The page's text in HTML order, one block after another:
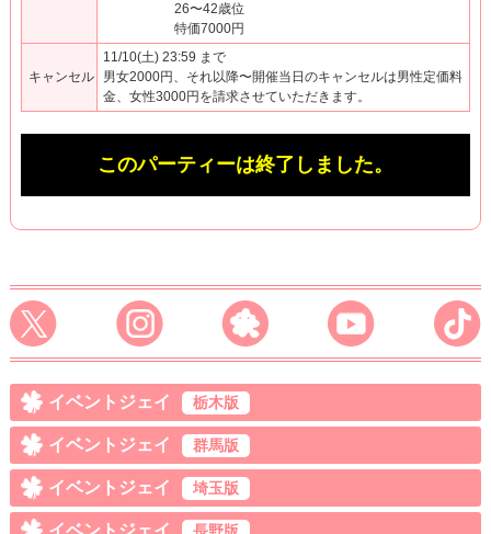
26〜42歳位
特価7000円
キャンセル
11/10(土) 23:59 まで
男女2000円、それ以降〜開催当日のキャンセルは男性定価料
金、女性3000円を請求させていただきます。
このパーティーは終了しました。
イベントジェイ 栃木版
イベントジェイ 群馬版
イベントジェイ 埼玉版
イベントジェイ